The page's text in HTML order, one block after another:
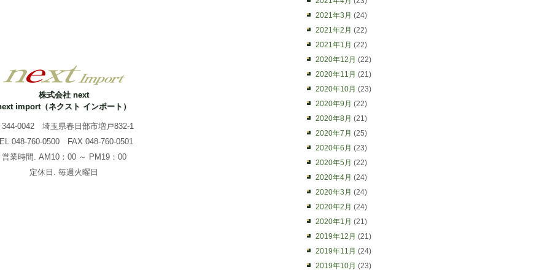
株式会社 next
import（ネクスト インポート）
344-0042 埼玉県春日部市増戸832-1
048-760-0500 FAX 048-760-0501
営業時間. AM10：00 ～ PM19：00
定休日. 毎週火曜日
2021年3月 (24)
2021年2月 (22)
2021年1月 (22)
2020年12月 (22)
2020年11月 (21)
2020年10月 (23)
2020年9月 (22)
2020年8月 (21)
2020年7月 (25)
2020年6月 (23)
2020年5月 (22)
2020年4月 (24)
2020年3月 (24)
2020年2月 (24)
2020年1月 (21)
2019年12月 (21)
2019年11月 (24)
2019年10月 (23)